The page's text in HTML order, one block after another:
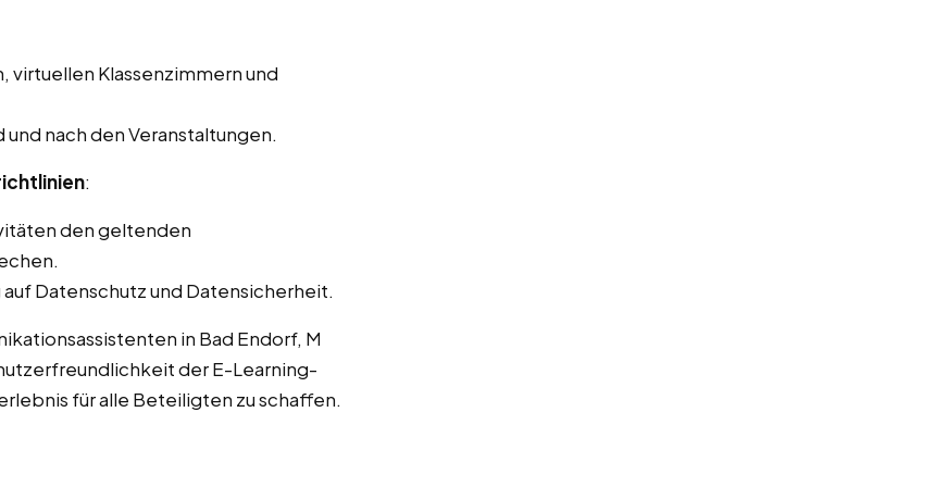
virtuellen Klassenzimmern und
nach den Veranstaltungen.
:
den geltenden
Datenschutz und Datensicherheit.
in Bad Endorf, M
der E-Learning-
für alle Beteiligten zu schaffen.